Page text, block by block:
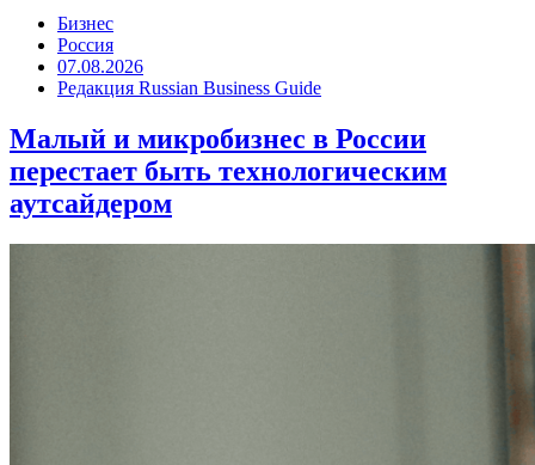
Бизнес
Россия
07.08.2026
Редакция Russian Business Guide
Малый и микробизнес в России
перестает быть технологическим
аутсайдером